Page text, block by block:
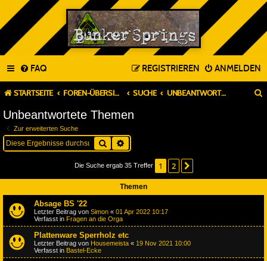
FAQ ANMELDEN
REGISTRIEREN
STARTSEITE FOREN-ÜBERSICHT SUCHE UNBEANTWORTETE THEMEN
Unbeantwortete Themen
Zur erweiterten Suche
Suche
Die Suche ergab 35 Treffer 1 2
Themen
Absage BS '22
Letzter Beitrag von Simon « 01 Apr 2022 10:17
Verfasst in Fragen an die Orga
Plattenware Sperrholz etc
Letzter Beitrag von Housemeista « 19 Nov 2021 10:00
Verfasst in Bastel-Ecke